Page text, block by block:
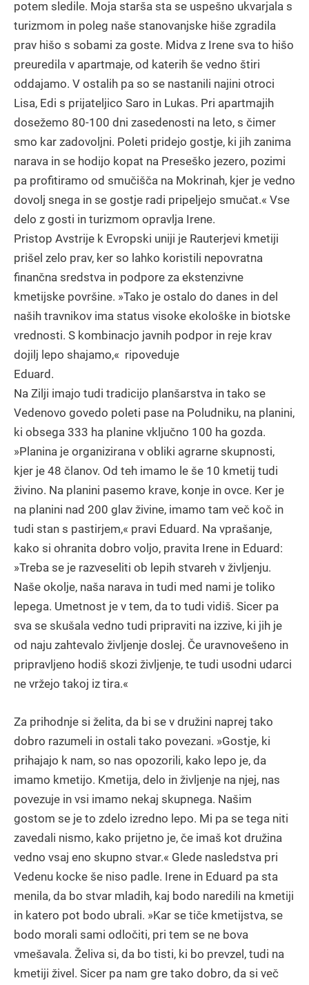
potem sledile. Moja starša sta se uspešno ukvarjala s
turizmom in poleg naše stanovanjske hiše zgradila
prav hišo s sobami za goste. Midva z Irene sva to hišo
preuredila v apartmaje, od katerih še vedno štiri
oddajamo. V ostalih pa so se nastanili najini otroci
Lisa, Edi s prijateljico Saro in Lukas. Pri apartmajih
dosežemo 80-100 dni zasedenosti na leto, s čimer
smo kar zadovoljni. Poleti pridejo gostje, ki jih zanima
narava in se hodijo kopat na Preseško jezero, pozimi
pa profitiramo od smučišča na Mokrinah, kjer je vedno
dovolj snega in se gostje radi pripeljejo smučat.« Vse
delo z gosti in turizmom opravlja Irene.
Pristop Avstrije k Evropski uniji je Rauterjevi kmetiji
prišel zelo prav, ker so lahko koristili nepovratna
finančna sredstva in podpore za ekstenzivne
kmetijske površine. »Tako je ostalo do danes in del
naših travnikov ima status visoke ekološke in biotske
vrednosti. S kombinacjo javnih podpor in reje krav
dojilj lepo shajamo,« ripoveduje
Eduard.
Na Zilji imajo tudi tradicijo planšarstva in tako se
Vedenovo govedo poleti pase na Poludniku, na planini,
ki obsega 333 ha planine vključno 100 ha gozda.
»Planina je organizirana v obliki agrarne skupnosti,
kjer je 48 članov. Od teh imamo le še 10 kmetij tudi
živino. Na planini pasemo krave, konje in ovce. Ker je
na planini nad 200 glav živine, imamo tam več koč in
tudi stan s pastirjem,« pravi Eduard. Na vprašanje,
kako si ohranita dobro voljo, pravita Irene in Eduard:
»Treba se je razveseliti ob lepih stvareh v življenju.
Naše okolje, naša narava in tudi med nami je toliko
lepega. Umetnost je v tem, da to tudi vidiš. Sicer pa
sva se skušala vedno tudi pripraviti na izzive, ki jih je
od naju zahtevalo življenje doslej. Če uravnovešeno in
pripravljeno hodiš skozi življenje, te tudi usodni udarci
ne vržejo takoj iz tira.«
Za prihodnje si želita, da bi se v družini naprej tako
dobro razumeli in ostali tako povezani. »Gostje, ki
prihajajo k nam, so nas opozorili, kako lepo je, da
imamo kmetijo. Kmetija, delo in življenje na njej, nas
povezuje in vsi imamo nekaj skupnega. Našim
gostom se je to zdelo izredno lepo. Mi pa se tega niti
zavedali nismo, kako prijetno je, če imaš kot družina
vedno vsaj eno skupno stvar.« Glede nasledstva pri
Vedenu kocke še niso padle. Irene in Eduard pa sta
menila, da bo stvar mladih, kaj bodo naredili na kmetiji
in katero pot bodo ubrali. »Kar se tiče kmetijstva, se
bodo morali sami odločiti, pri tem se ne bova
vmešavala. Želiva si, da bo tisti, ki bo prevzel, tudi na
kmetiji živel. Sicer pa nam gre tako dobro, da si več